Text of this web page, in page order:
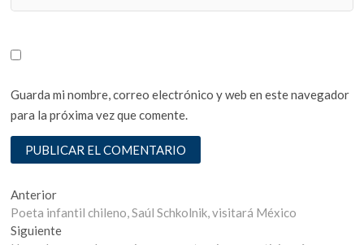
Guarda mi nombre, correo electrónico y web en este navegador
para la próxima vez que comente.
Navegación
de
AnteriorEntrada
anterior:
Poeta infantil chileno, Saúl Schkolnik, visitará México
SiguienteEntrada